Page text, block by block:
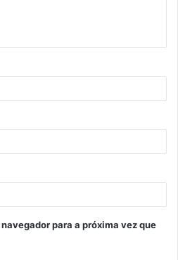
para a próxima vez que